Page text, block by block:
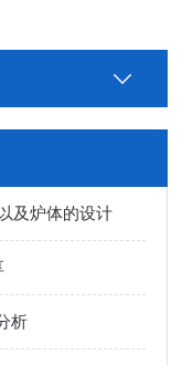
及炉体的设计
析